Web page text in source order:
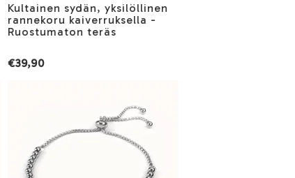
Kultainen sydän, yksilöllinen
rannekoru kaiverruksella -
Ruostumaton teräs
€39,90